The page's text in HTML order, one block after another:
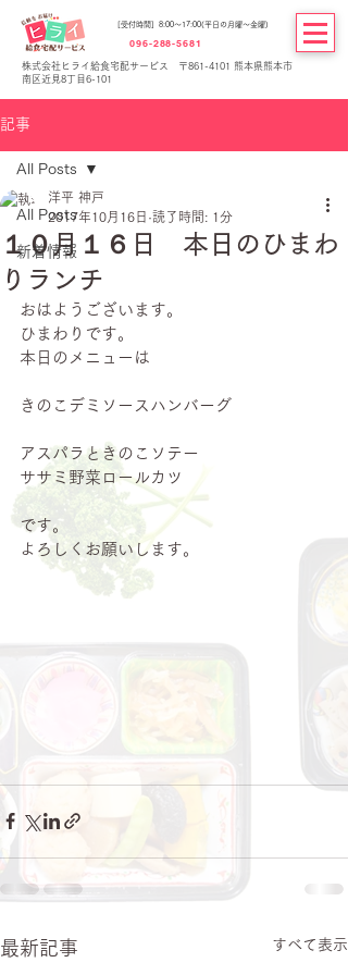
[受付時間] 8:00～17:00(平日の月曜～金曜)
096-288-5681
株式会社ヒライ給食宅配サービス 〒861-4101 熊本県熊本市
南区近見8丁目6-101
記事
All Posts
新着情報
All Posts
１０月１６日 本日のひまわ
りランチ
洋平 神戸
2017年10月16日 読了時間: 1分
おはようございます。
ひまわりです。
本日のメニューは
きのこデミソースハンバーグ
アスパラときのこソテー
ササミ野菜ロールカツ
です。
よろしくお願いします。
最新記事 すべて表示